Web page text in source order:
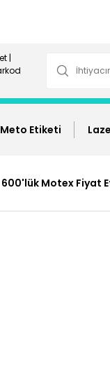
Meto Etiketi
600'lük Motex Fiyat